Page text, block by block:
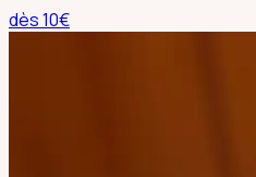
dès10€